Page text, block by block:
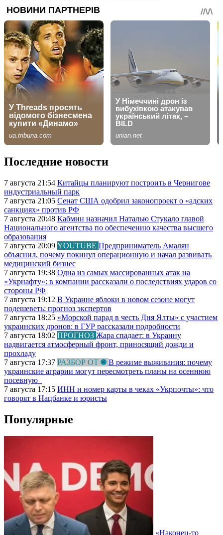
Последние новости
7 августа 21:54 Китайцы планируют построить в Чернигове
индустриальный парк
7 августа 21:05 Сенат США одобрил законопроект о «адских
санкциях» против РФ
7 августа 20:48 Кабмин назначил Наталью Стукало главой
Национального агентства по обеспечению качества высшего
образования
7 августа 20:09 YOUTUBE Предприниматель Амалян
объяснил, почему покинул операционную и начал развивать
медицинский бизнес
7 августа 19:38 Одна из самых массированных атак на
«Укрнафту»: в компании рассказали о последствиях ударов со
стороны РФ
7 августа 19:12 В Украине яблоки в новом сезоне могут
подешеветь: прогноз экспертов
7 августа 18:25 «Морской парад в честь Дня Ялты» с участием
украинских дронов: в ГУР рассказали подробности
7 августа 18:02 ПРОГНОЗ Жара спадает: в Украину
надвигается атмосферный фронт, приносящий дожди и
прохладу
7 августа 17:37 РАЗБОР ОТ
В режиме выживания: почему
украинские аграрии могут пересмотреть планы на осеннюю
посевную
7 августа 17:15 ИНН и номер карты в чеках «Укрпочты»: что
говорят в Нацбанке и юристы
Популярные
«Наконец-то